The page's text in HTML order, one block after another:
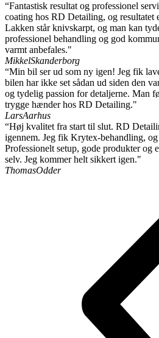
“Fantastisk resultat og professionel
coating hos RD Detailing, og resultatet
Lakken står knivskarpt, og man kan
professionel behandling og god
varmt anbefales."
MikkelSkanderborg
“Min bil ser ud som ny igen! Jeg fik
bilen har ikke set sådan ud siden den
og tydelig passion for detaljerne. Man
trygge hænder hos RD Detailing."
LarsAarhus
“Høj kvalitet fra start til slut. RD
igennem. Jeg fik Krytex-behandling,
Professionelt setup, gode produkter og
selv. Jeg kommer helt sikkert igen."
ThomasOdder